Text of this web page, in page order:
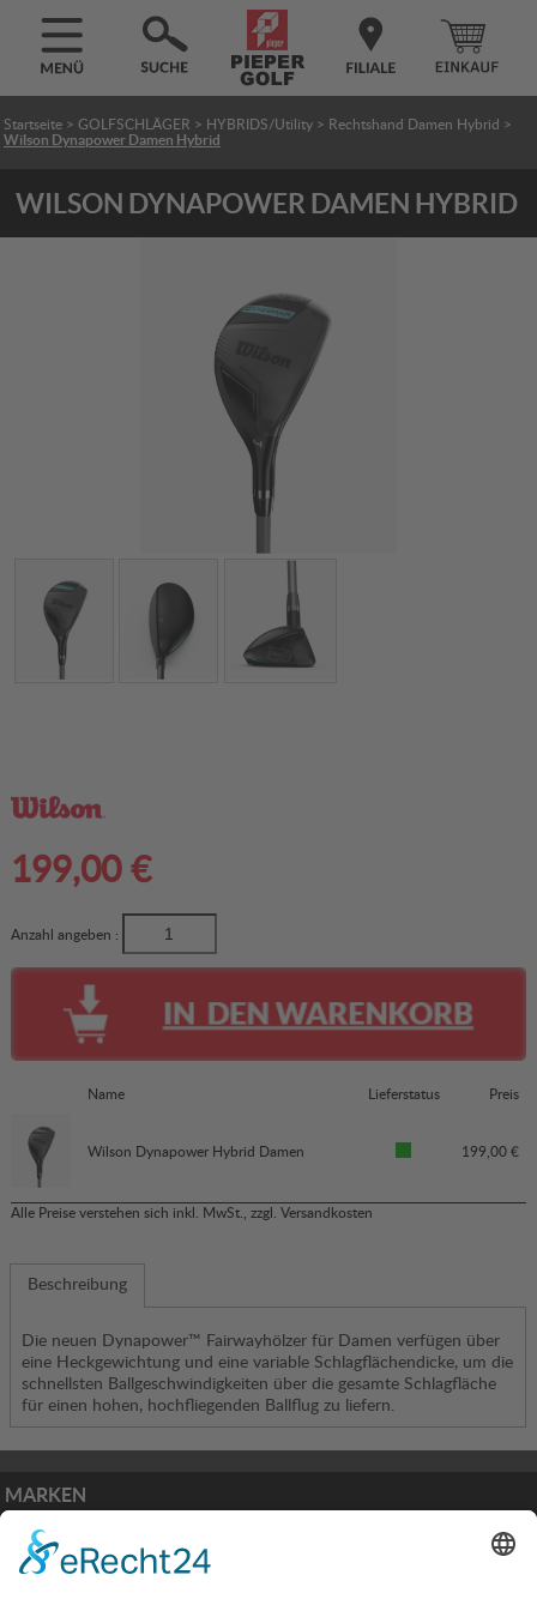
Startseite > GOLFSCHLÄGER > HYBRIDS/Utility > Rechtshand Damen Hybrid >
Wilson Dynapower Damen Hybrid
WILSON DYNAPOWER DAMEN HYBRID
199,00 €
Anzahl angeben :
Name Lieferstatus Preis
Wilson Dynapower Hybrid Damen 199,00 €
Alle Preise verstehen sich inkl. MwSt., zzgl. Versandkosten
Beschreibung
Die neuen Dynapower™ Fairwayhölzer für Damen verfügen über
eine Heckgewichtung und eine variable Schlagflächendicke, um die
schnellsten Ballgeschwindigkeiten über die gesamte Schlagfläche
für einen hohen, hochfliegenden Ballflug zu liefern.
MARKEN